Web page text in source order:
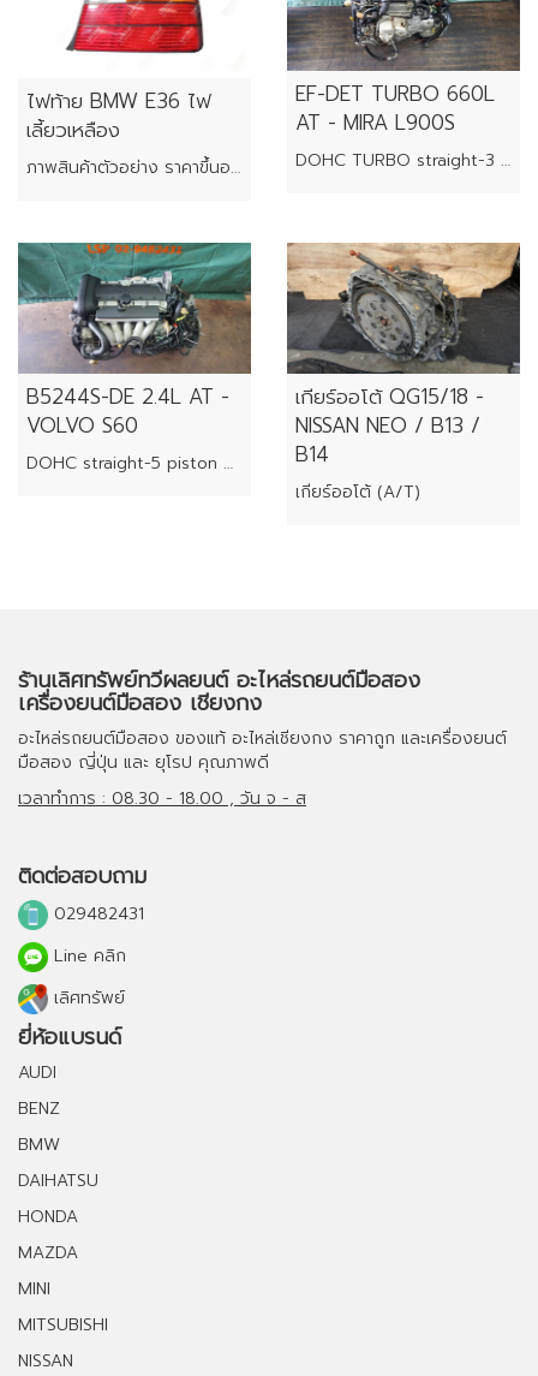
ไฟท้าย BMW E36 ไฟ
เลี้ยวเหลือง
ภาพสินค้าตัวอย่าง ราคาขึ้นอยู่กับสภาพของแต่ละชิ้น
EF-DET TURBO 660L
AT - MIRA L900S
DOHC TURBO straight-3 piston engine
B5244S-DE 2.4L AT -
VOLVO S60
DOHC straight-5 piston engine
เกียร์ออโต้ QG15/18 -
NISSAN NEO / B13 /
B14
เกียร์ออโต้ (A/T)
ร้านเลิศทรัพย์ทวีผลยนต์ อะไหล่รถยนต์มือสอง
เครื่องยนต์มือสอง เชียงกง
อะไหล่รถยนต์มือสอง ของแท้ อะไหล่เชียงกง ราคาถูก และเครื่องยนต์
มือสอง ญี่ปุ่น และ ยุโรป คุณภาพดี
เวลาทำการ : 08.30 - 18.00 , วัน จ - ส
ติดต่อสอบถาม
029482431
Line คลิก
เลิศทรัพย์
ยี่ห้อแบรนด์
AUDI
BENZ
BMW
DAIHATSU
HONDA
MAZDA
MINI
MITSUBISHI
NISSAN